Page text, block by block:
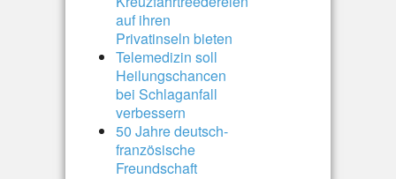
auf ihren
Privatinseln bieten
Telemedizin soll
Heilungschancen
bei Schlaganfall
verbessern
50 Jahre deutsch-
französische
Freundschaft